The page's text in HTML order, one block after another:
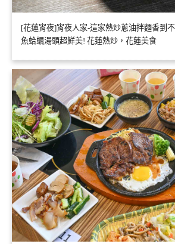
[花蓮宵夜]宵夜人家-這家熱炒蔥油拌麵香到
魚蛤蠣湯頭超鮮美! 花蓮熱炒，花蓮美食